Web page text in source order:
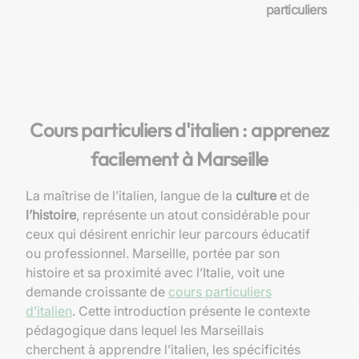
particuliers
Cours particuliers d'italien : apprenez
facilement à Marseille
La maîtrise de l’italien, langue de la culture et de
l’histoire, représente un atout considérable pour
ceux qui désirent enrichir leur parcours éducatif
ou professionnel. Marseille, portée par son
histoire et sa proximité avec l’Italie, voit une
demande croissante de cours particuliers
d’italien. Cette introduction présente le contexte
pédagogique dans lequel les Marseillais
cherchent à apprendre l’italien, les spécificités